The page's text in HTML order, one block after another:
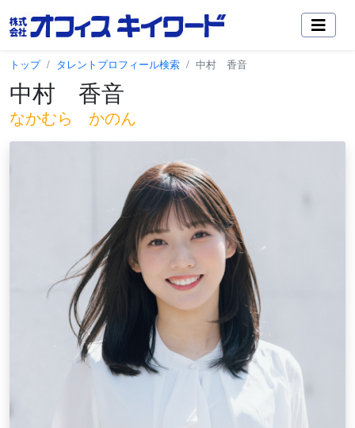
トップ タレントプロフィール検索 中村 香音
中村 香音
なかむら かのん